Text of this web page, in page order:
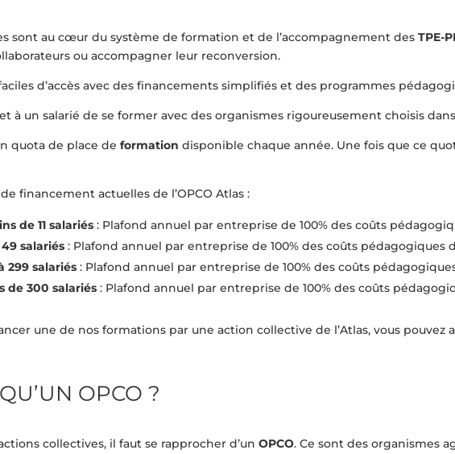
sont au cœur du système de formation et de l’accompagnement desTPE-
ou accompagner leur reconversion.
d’accès avec des financements simplifiés et des programmes
à un salarié de se former avec des organismes rigoureusement choisis dans
quota de place deformation disponible chaque année. Une fois que ce
financement actuelles de l’OPCO Atlas :
de 11 salariés : Plafond annuel par entreprise de 100% des coûts
49 salariés : Plafond annuel par entreprise de 100% des coûts pédagogiques
299 salariés : Plafond annuel par entreprise de 100% des coûts
de 300 salariés : Plafond annuel par entreprise de 100% des coûts
une de nos formations par une action collective de l’Atlas, vous pouvez
OPCO ?
collectives, il faut se rapprocher d’unOPCO. Ce sont des organismes